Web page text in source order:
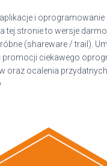
i oprogramowanie
tej stronie to wersje
(shareware / trail).
promocji ciekawego
oraz ocalenia